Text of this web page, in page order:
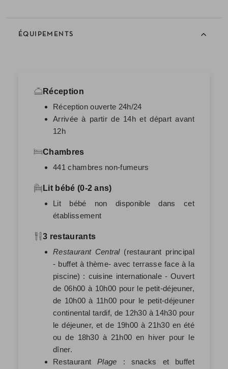
ÉQUIPEMENTS
Réception
Réception ouverte 24h/24
Arrivée à partir de 14h et départ avant
12h
Chambres
441 chambres non-fumeurs
Lit bébé (0-2 ans)
Lit bébé non disponible dans cet
établissement
3 restaurants
Restaurant Central (restaurant principal
- buffet à thème- avec terrasse face à la
piscine) : cuisine internationale - Ouvert
de 06h00 à 10h00 pour le petit-déjeuner,
de 10h00 à 11h00 pour le petit-déjeuner
continental tardif, de 12h30 à 14h30 pour
le déjeuner, et de 19h00 à 21h30 en été
ou de 18h30 à 21h00 en hiver pour le
dîner.
RestaurantPlage : snacks et buffet